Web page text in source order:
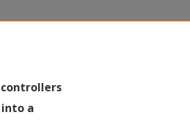
controllers
a